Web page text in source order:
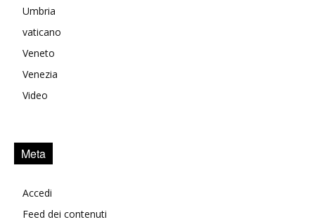
Umbria
vaticano
Veneto
Venezia
Video
Meta
Accedi
Feed dei contenuti